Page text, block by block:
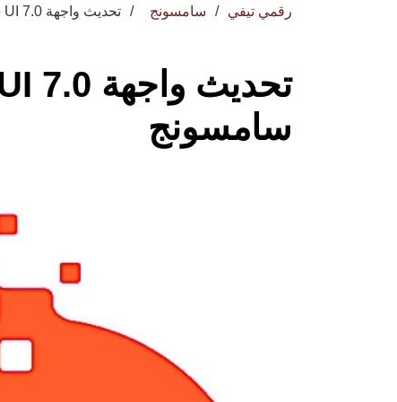
رقمي تيفي سامسونج تحديث واجهة One UI 7.0 التجريبي من سامسونج
سامسونج